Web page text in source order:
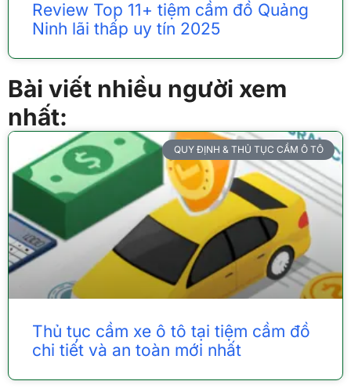
Review Top 11+ tiệm cầm đồ Quảng
Ninh lãi thấp uy tín 2025
Bài viết nhiều người xem
nhất:
QUY ĐỊNH & THỦ TỤC CẦM Ô TÔ
Thủ tục cầm xe ô tô tại tiệm cầm đồ
chi tiết và an toàn mới nhất